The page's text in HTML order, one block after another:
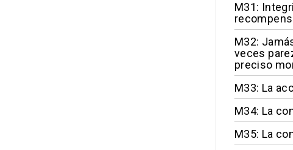
M31:
M32:
veces
preciso
M33: La
M34: La
M35: La